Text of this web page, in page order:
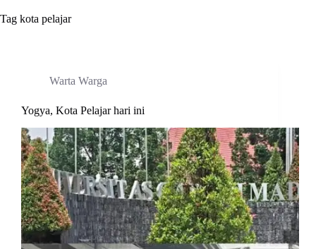
Tag kota pelajar
Warta Warga
Yogya, Kota Pelajar hari ini